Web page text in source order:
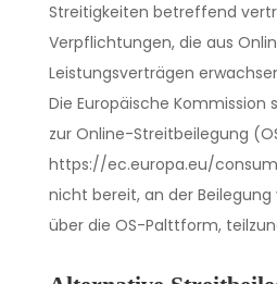
Streitigkeiten betreffend
Verpflichtungen, die aus
Leistungsverträgen
Die Europäische
zur Online-Streitbeilegung
https://ec.europa.eu/
nicht bereit, an der
über die OS-Palttform,